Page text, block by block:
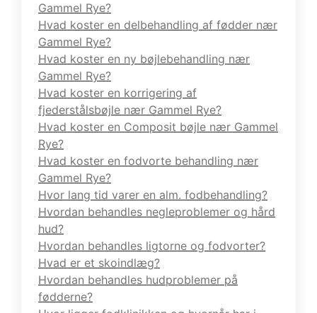
Gammel Rye?
Hvad koster en delbehandling af fødder nær
Gammel Rye?
Hvad koster en ny bøjlebehandling nær
Gammel Rye?
Hvad koster en korrigering af
fjederstålsbøjle nær Gammel Rye?
Hvad koster en Composit bøjle nær Gammel
Rye?
Hvad koster en fodvorte behandling nær
Gammel Rye?
Hvor lang tid varer en alm. fodbehandling?
Hvordan behandles negleproblemer og hård
hud?
Hvordan behandles ligtorne og fodvorter?
Hvad er et skoindlæg?
Hvordan behandles hudproblemer på
fødderne?